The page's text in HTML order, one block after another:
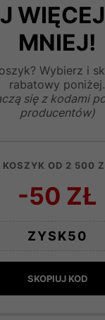
MNIEJ!
Wybierz i
rabatowy poniżej.
się z kodami
producentów)
KOSZYK OD 2 500
-50 ZŁ
ZYSK50
SKOPIUJ KOD